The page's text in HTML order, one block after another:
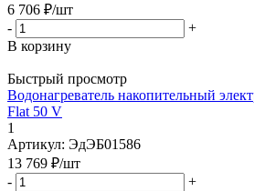
6 706 ₽/шт
-
+
В корзину
Быстрый просмотр
Водонагреватель накопительный
Flat 50 V
1
Артикул: ЭдЭБ01586
13 769 ₽/шт
-
+